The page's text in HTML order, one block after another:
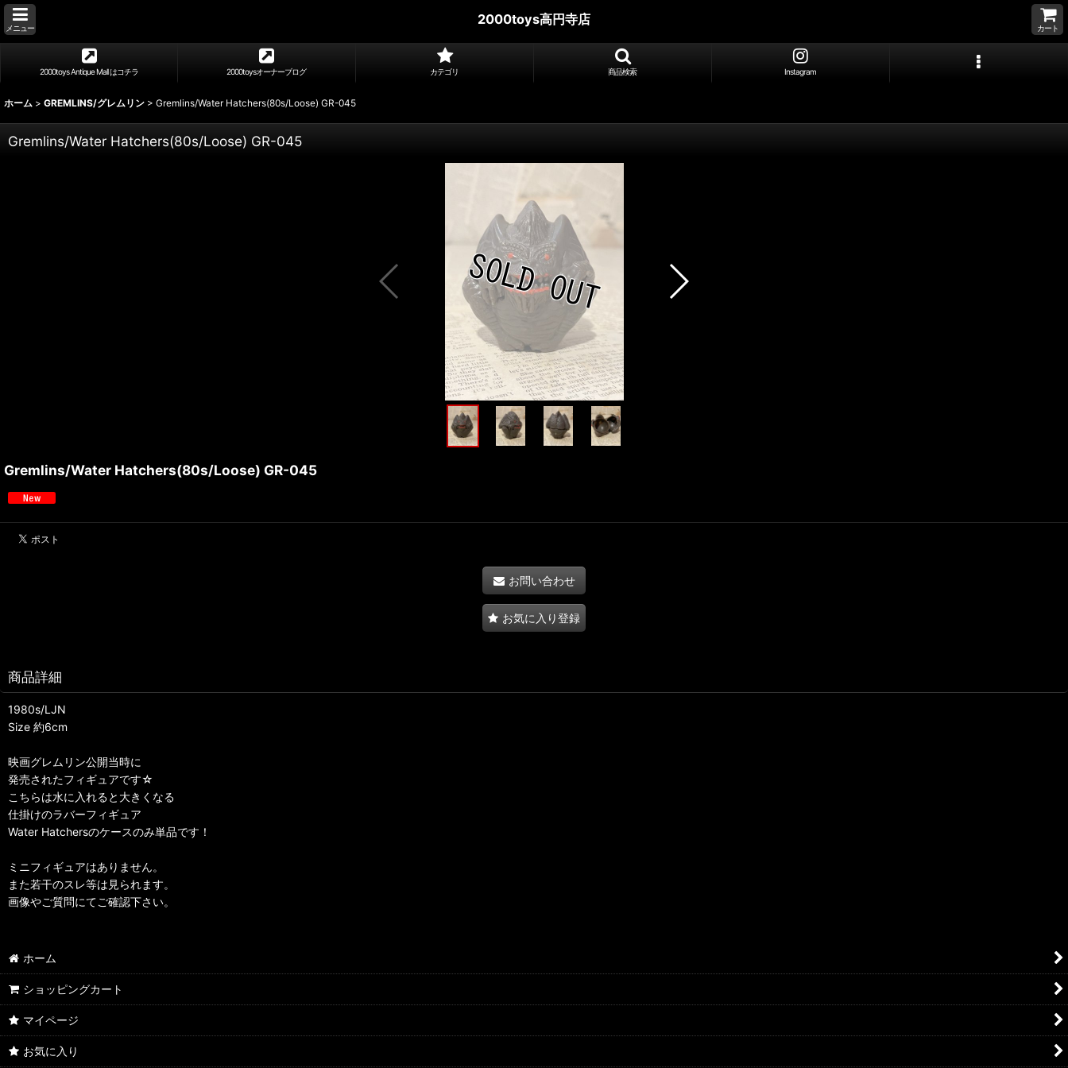
メニュー
2000toys高円寺店
カート
2000toys Antique Mall はコチラ 2000toysオーナーブログ カテゴリ 商品検索 Instagram
ホーム > GREMLINS/グレムリン > Gremlins/Water Hatchers(80s/Loose) GR-045
Gremlins/Water Hatchers(80s/Loose) GR-045
Gremlins/Water Hatchers(80s/Loose) GR-045
お問い合わせ
お気に入り登録
商品詳細
1980s/LJN
Size 約6cm
映画グレムリン公開当時に
発売されたフィギュアです☆
こちらは水に入れると大きくなる
仕掛けのラバーフィギュア
Water Hatchersのケースのみ単品です！
ミニフィギュアはありません。
また若干のスレ等は見られます。
画像やご質問にてご確認下さい。
ホーム
ショッピングカート
マイページ
お気に入り